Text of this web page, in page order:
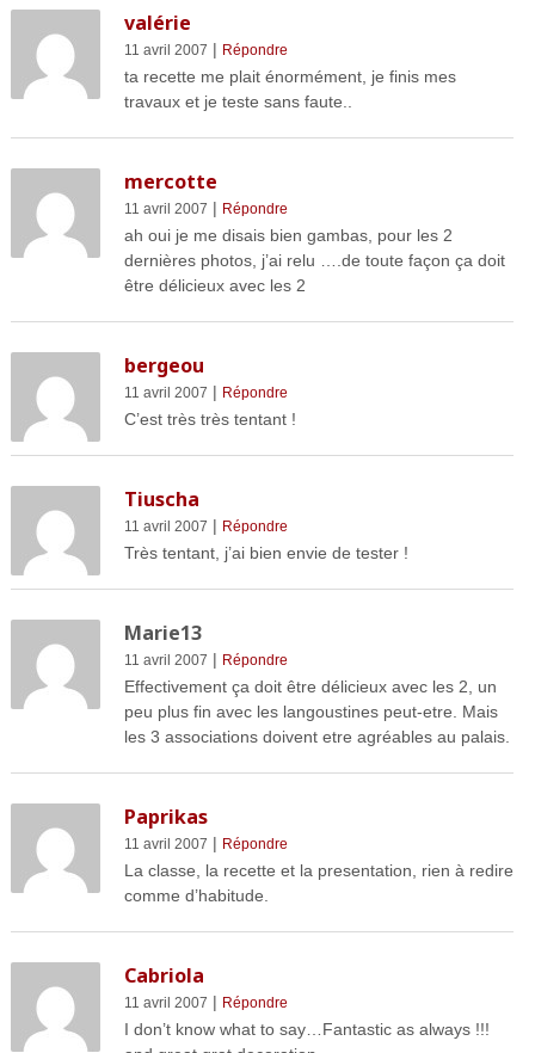
valérie
11 avril 2007 | Répondre
ta recette me plait énormément, je finis mes
travaux et je teste sans faute..
mercotte
11 avril 2007 | Répondre
ah oui je me disais bien gambas, pour les 2
dernières photos, j’ai relu ….de toute façon ça doit
être délicieux avec les 2
bergeou
11 avril 2007 | Répondre
C’est très très tentant !
Tiuscha
11 avril 2007 | Répondre
Très tentant, j’ai bien envie de tester !
Marie13
11 avril 2007 | Répondre
Effectivement ça doit être délicieux avec les 2, un
peu plus fin avec les langoustines peut-etre. Mais
les 3 associations doivent etre agréables au palais.
Paprikas
11 avril 2007 | Répondre
La classe, la recette et la presentation, rien à redire
comme d’habitude.
Cabriola
11 avril 2007 | Répondre
I don’t know what to say…Fantastic as always !!!